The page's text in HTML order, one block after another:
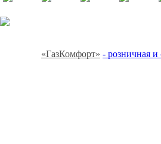
«ГазКомфорт» - розничная